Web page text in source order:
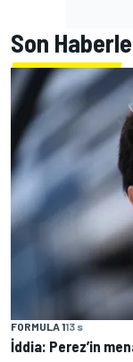
Son
FORMULA 113 s
İddia: Perez’in